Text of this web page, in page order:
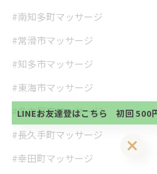
#南知多町マッサージ
#常滑市マッサージ
#知多市マッサージ
#東海市マッサージ
#名古屋市マッサージ
#長久手町マッサージ
#幸田町マッサージ
当サロンの公式LINE@にお友達
方、不必要な方 お手数ですが、
い。
LINEお友達登はこちら 初回 500
初回 500円OFFさせて頂きます
い。
LINEお友達登はこちら 初回 500